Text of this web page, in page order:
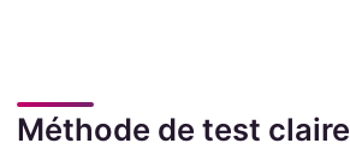
Méthode de test claire